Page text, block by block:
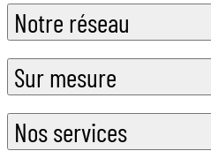
Notre réseau
Sur mesure
Nos services